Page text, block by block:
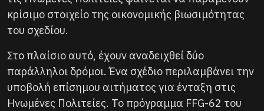
κρίσιμο στοιχείο της οικονομικής βιωσιμότητας
του σχεδίου.
Στο πλαίσιο αυτό, έχουν αναδειχθεί δύο
παράλληλοι δρόμοι. Ένα σχέδιο περιλαμβάνει την
υποβολή επίσημου αιτήματος για ένταξη στις
Ηνωμένες Πολιτείες. Το πρόγραμμα FFG-62 του